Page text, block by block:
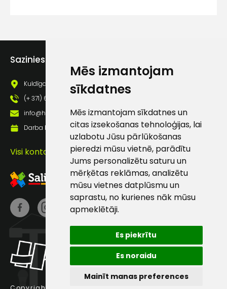
Mēs izmantojam
sīkdatnes
Mēs izmantojam sīkdatnes un
citas izsekošanas tehnoloģijas, lai
uzlabotu Jūsu pārlūkošanas
pieredzi mūsu vietnē, parādītu
Jums personalizētu saturu un
mērķētas reklāmas, analizētu
mūsu vietnes datplūsmu un
saprastu, no kurienes nāk mūsu
apmeklētāji.
Es piekrītu
Es noraidu
Mainīt manas preferences
Sazinies ar mums
Kuldīgas iela 69a, Saldus, Saldus nov., LV - 3801
(+ 371) 63 881 186
info@hards.lv
Darba laiks: Darbadienās: 8:00 - 17:00
Visi kontakti
pastā
Sūtīt ziņojumu
Klientu
atbalsts
Darbdienās:
8:00 – 17:00
186
info@hards.lv